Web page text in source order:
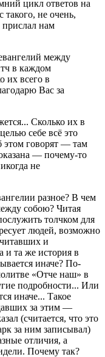
цикл ответов на
не очень,
нам
между
в каждом
их всего в
Вас за
Сколько их в
себе всё это
этом говорят — там
— почему-то
не
разное? В чем
собою? Читая
толчком для
людей, возможно
и
и та же история в
иначе? По-
«Отче наш» в
подробности... Или
иначе... Такое
за этим —
(считается, что это
за ним записывал)
отличия, а
Почему так?